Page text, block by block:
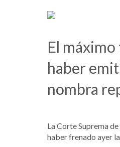
El
haber
nombra
La Corte Suprema
haber frenado ayer